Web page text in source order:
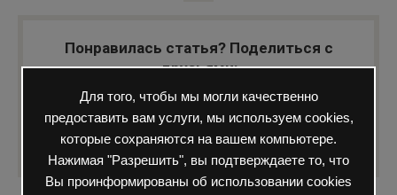
Для того, чтобы мы могли качественно
предоставить вам услуги, мы используем cookies,
которые сохраняются на вашем компьютере.
Нажимая "Разрешить", вы подтверждаете то, что
Вы проинформированы об использовании cookies
Понравилась статья? Поделиться с
друзьями: